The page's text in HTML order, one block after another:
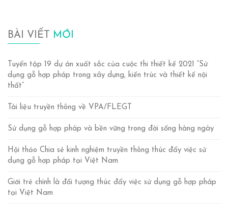
BÀI VIẾT MỚI
Tuyển tập 19 dự án xuất sắc của cuộc thi thiết kế 2021 “Sử
dụng gỗ hợp pháp trong xây dựng, kiến trúc và thiết kế nội
thất”
Tài liệu truyền thông về VPA/FLEGT
Sử dụng gỗ hợp pháp và bền vững trong đời sống hàng ngày
Hội thảo Chia sẻ kinh nghiệm truyền thông thúc đẩy việc sử
dụng gỗ hợp pháp tại Việt Nam
Giới trẻ chính là đối tượng thúc đẩy việc sử dụng gỗ hợp pháp
tại Việt Nam